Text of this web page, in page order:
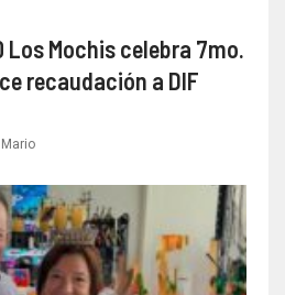
Los Mochis celebra 7mo.
recaudación a DIF
Mario